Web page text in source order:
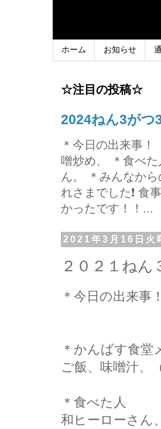
ホーム お知らせ
☆注目の投稿☆
2024ねん3がつ
＊今日の出来事
噌炒め、 ＊食べ
ん。 ＊みんなか
れさまでした❗ 食
かったです！！...
2021年3月16日火
２０２１ね
＊今日の出来事！
＊かんばす食堂
ご飯、味噌汁、
＊食べた人
和ヒーローさん